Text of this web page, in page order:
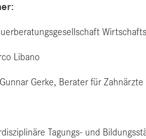
Libano
Gerke, Berater für Zahnärzte
Tagungs- und